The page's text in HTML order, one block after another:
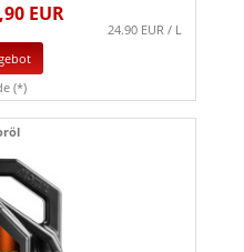
EUR
24.90 EUR / L
(*)